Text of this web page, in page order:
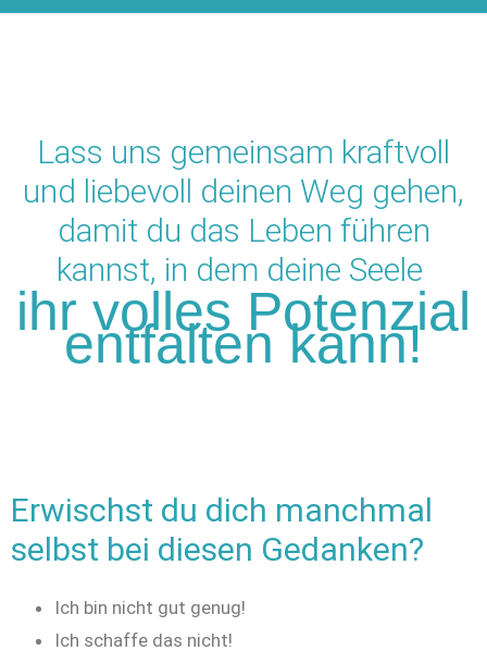
Lass uns gemeinsam kraftvoll
und liebevoll deinen Weg gehen,
damit du das Leben führen
kannst, in dem deine Seele
ihr volles Potenzial
entfalten kann!
Erwischst du dich manchmal
selbst bei diesen Gedanken?
Ich bin nicht gut genug!
Ich schaffe das nicht!